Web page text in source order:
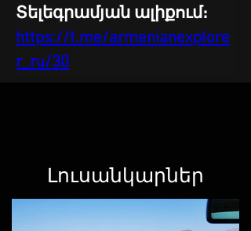
Տելեգրամյան ալիքում։
https://t.me/armenianexplore
r_ru/30
Լուսանկարներ